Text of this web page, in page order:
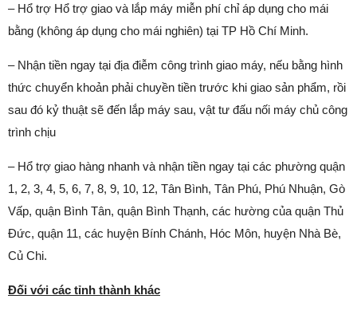
– Hổ trợ Hổ trợ giao và lắp máy miễn phí chỉ áp dụng cho mái
bằng (không áp dụng cho mái nghiên) tại TP Hồ Chí Minh.
– Nhận tiền ngay tại địa điễm công trình giao máy, nếu bằng hình
thức chuyển khoản phải chuyền tiền trước khi giao sản phẩm, rồi
sau đó kỷ thuật sẽ đến lắp máy sau, vật tư đấu nối máy chủ công
trình chịu
– Hổ trợ giao hàng nhanh và nhận tiền ngay tại các phường quận
1, 2, 3, 4, 5, 6, 7, 8, 9, 10, 12, Tân Bình, Tân Phú, Phú Nhuận, Gò
Vấp, quận Bình Tân, quận Bình Thạnh, các hường của quận Thủ
Đức, quận 11, các huyện Bính Chánh, Hóc Môn, huyện Nhà Bè,
Củ Chi.
Đối với các tỉnh thành khác